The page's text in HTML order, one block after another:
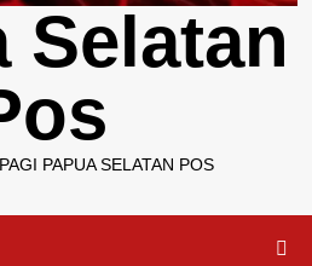
Selatan
PAPUA SELATAN POS